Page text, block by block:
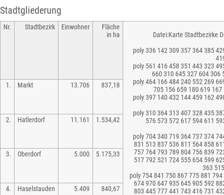
Stadtgliederung
Nr. Stadtbezirk Einwohner
Fläche
in ha
Datei:Karte Stadtbezirke
poly 336 142 309 357 364 385
poly 561 416 458 351 443 323
660 310 645 327 604 306
poly 464 166 484 240 552 269
705 156 659 180 619
poly 397 140 432 144 459 162
poly 310 364 313 407 328 435
576 573 572 617 594 611
poly 704 340 719 364 737 374
831 513 837 536 811 564 858
757 764 793 789 804 756 839
517 792 521 724 555 654 599
363
poly 754 841 750 867 775 881
674 970 647 935 645 905 592
803 445 777 441 743 416 731
1. Markt 13.706 837,18
2. Hatlerdorf 11.161 1.534,42
3. Oberdorf 5.000 5.175,33
4. Haselstauden 5.409 840,67